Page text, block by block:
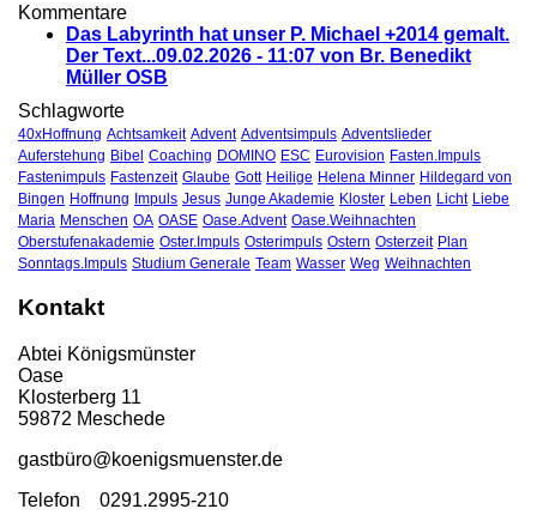
Kommentare
Das Labyrinth hat unser P. Michael +2014 gemalt.
Der Text...09.02.2026 - 11:07 von Br. Benedikt
Müller OSB
Schlagworte
40xHoffnung Achtsamkeit Advent Adventsimpuls Adventslieder
Auferstehung Bibel Coaching DOMINO ESC Eurovision Fasten.Impuls
Fastenimpuls Fastenzeit Glaube Gott Heilige Helena Minner Hildegard von
Bingen Hoffnung Impuls Jesus Junge Akademie Kloster Leben Licht Liebe
Maria Menschen OA OASE Oase.Advent Oase.Weihnachten
Oberstufenakademie Oster.Impuls Osterimpuls Ostern Osterzeit Plan
Sonntags.Impuls Studium Generale Team Wasser Weg Weihnachten
Kontakt
Abtei Königsmünster
Oase
Klosterberg 11
59872 Meschede
gastbüro@koenigsmuenster.de
Telefon 0291.2995-210